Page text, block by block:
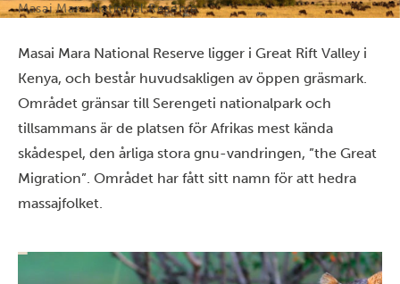
Masai Mara National Reserve
Masai Mara National Reserve ligger i Great Rift Valley i
Kenya, och består huvudsakligen av öppen gräsmark.
Området gränsar till Serengeti nationalpark och
tillsammans är de platsen för Afrikas mest kända
skådespel, den årliga stora gnu-vandringen, ”the Great
Migration”. Området har fått sitt namn för att hedra
massajfolket.